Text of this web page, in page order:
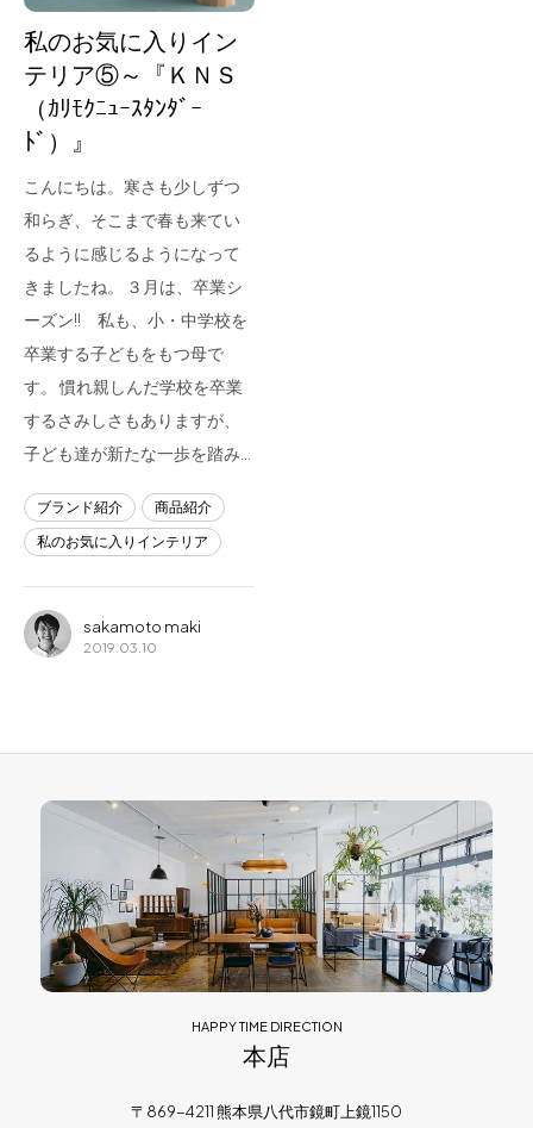
私のお気に入りイン
テリア⑤～『ＫＮＳ
（ｶﾘﾓｸﾆｭｰｽﾀﾝﾀﾞｰ
ﾄﾞ）』
こんにちは。寒さも少しずつ
和らぎ、そこまで春も来てい
るように感じるようになって
きましたね。 ３月は、卒業シ
ーズン!! 私も、小・中学校を
卒業する子どもをもつ母で
す。 慣れ親しんだ学校を卒業
するさみしさもありますが、
子ども達が新たな一歩を踏み…
ブランド紹介
商品紹介
私のお気に入りインテリア
sakamoto maki
2019.03.10
HAPPY TIME DIRECTION
本店
〒869-4211 熊本県八代市鏡町上鏡1150